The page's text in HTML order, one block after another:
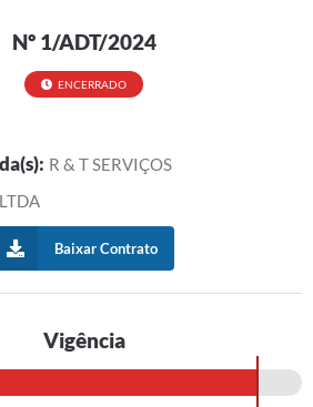
Nº 1/ADT/2024
ENCERRADO
R & T SERVIÇOS
Baixar Contrato
Vigência